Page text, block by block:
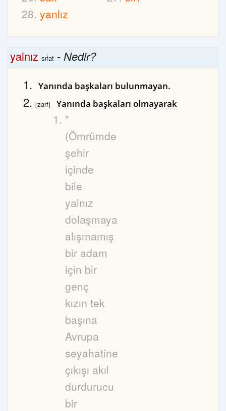
yanlız
yalnız sıfat -Nedir?
Yanında başkaları bulunmayan.
[zarf] Yanında başkaları olmayarak
"
(Ömrümde
şehir
içinde
bile
yalnız
dolaşmaya
alışmamış
bir adam
için bir
genç
kızın tek
başına
Avrupa
seyahatine
çıkışı akıl
durdurucu
bir